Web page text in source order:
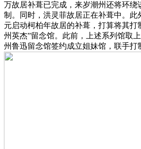
万故居补葺已完成，来岁潮州还将环绕
制。同时，洪灵菲故居正在补葺中。此
元启动柯柏年故居的补葺，打算将其打
州英杰”留念馆。此前，上述系列馆取
州鲁迅留念馆签约成立姐妹馆，联手打